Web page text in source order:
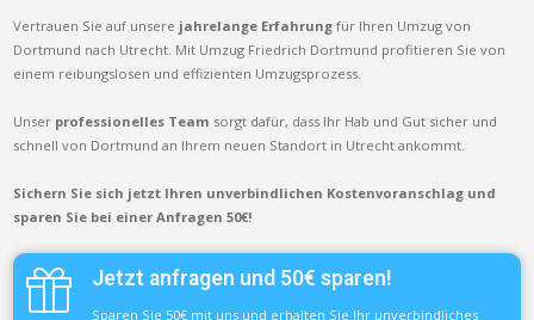
Vertrauen Sie auf unsere jahrelange Erfahrung für Ihren Umzug von
Dortmund nach Utrecht. Mit Umzug Friedrich Dortmund profitieren Sie von
einem reibungslosen und effizienten Umzugsprozess.
Unser professionelles Team sorgt dafür, dass Ihr Hab und Gut sicher und
schnell von Dortmund an Ihrem neuen Standort in Utrecht ankommt.
Sichern Sie sich jetzt Ihren unverbindlichen Kostenvoranschlag und
sparen Sie bei einer Anfragen 50€!
Jetzt anfragen und 50€ sparen!
Sparen Sie 50€ mit uns und erhalten Sie Ihr unverbindliches